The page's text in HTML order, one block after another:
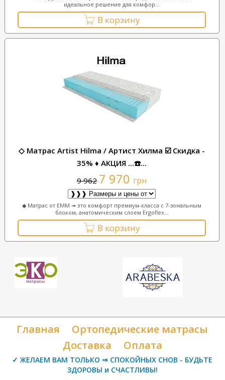
идеальное решение для комфор...
В корзину
◇ Матрас Artist Hilma / Артист Хилма ☑️ Скидка -
35% ♦ АКЦИЯ ...☎️...
9 962 7 970 грн
◆ Матрас от ЕММ ➟ это комфорт премиум-класса с 7-зональным
блоком, анатомическим слоем Ergoflex...
В корзину
Главная
Ортопедические матрасы
Доставка
Оплата
✓ ЖЕЛАЕМ ВАМ ТОЛЬКО ⇒ СПОКОЙНЫХ СНОВ - БУДЬТЕ
ЗДОРОВЫ и СЧАСТЛИВЫ!